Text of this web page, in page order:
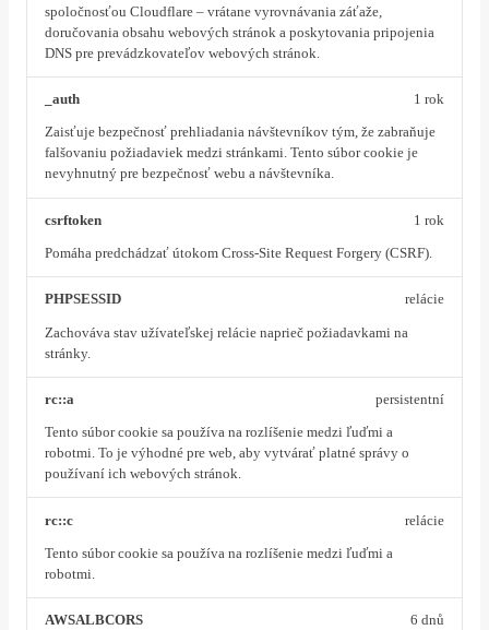
spoločnosťou Cloudflare – vrátane vyrovnávania záťaže,
doručovania obsahu webových stránok a poskytovania pripojenia
DNS pre prevádzkovateľov webových stránok.
_auth
Zaisťuje bezpečnosť prehliadania návštevníkov tým, že zabraňuje
falšovaniu požiadaviek medzi stránkami. Tento súbor cookie je
nevyhnutný pre bezpečnosť webu a návštevníka.
1 rok
csrftoken
Pomáha predchádzať útokom Cross-Site Request Forgery (CSRF).
1 rok
PHPSESSID
Zachováva stav užívateľskej relácie naprieč požiadavkami na
stránky.
relácie
rc::a
Tento súbor cookie sa používa na rozlíšenie medzi ľuďmi a
robotmi. To je výhodné pre web, aby vytvárať platné správy o
používaní ich webových stránok.
persistentní
rc::c
Tento súbor cookie sa používa na rozlíšenie medzi ľuďmi a
robotmi.
relácie
AWSALBCORS 6 dnů